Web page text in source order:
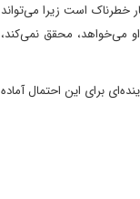
خطرناک است زیرا می‌تواند
می‌خواهد، محقق نمی‌کند،
برای این احتمال آماده